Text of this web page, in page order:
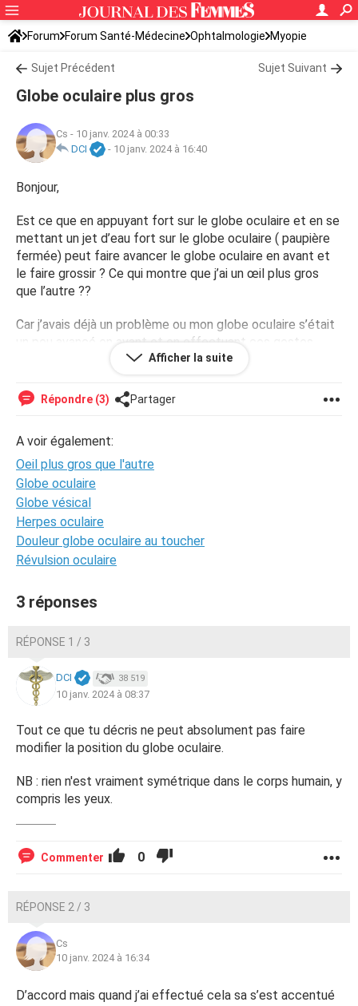
Forum Forum Santé-Médecine Ophtalmologie Myopie
Sujet Précédent Sujet Suivant
Globe oculaire plus gros
Cs - 10 janv. 2024 à 00:33
DCI
- 10 janv. 2024 à 16:40
Bonjour,
Est ce que en appuyant fort sur le globe oculaire et en se
mettant un jet d’eau fort sur le globe oculaire ( paupière
fermée) peut faire avancer le globe oculaire en avant et
le faire grossir ? Ce qui montre que j’ai un œil plus gros
que l’autre ??
Car j’avais déjà un problème ou mon globe oculaire s’était
un peu avancé en avant et en effectuant ces gestes
après cela a empiré.
merci de votre réponse
Afficher la suite
Répondre (3) Partager
A voir également:
Oeil plus gros que l'autre
Globe oculaire
Globe vésical
Herpes oculaire
Douleur globe oculaire au toucher
Révulsion oculaire
3 réponses
RÉPONSE 1 / 3
DCI 38 519
10 janv. 2024 à 08:37
Tout ce que tu décris ne peut absolument pas faire
modifier la position du globe oculaire.
NB : rien n'est vraiment symétrique dans le corps humain, y
compris les yeux.
Commenter 0
RÉPONSE 2 / 3
Cs
10 janv. 2024 à 16:34
D’accord mais quand j’ai effectué cela sa s’est accentué